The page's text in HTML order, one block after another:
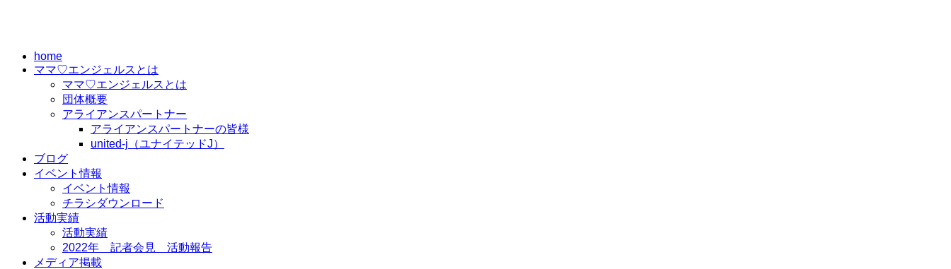
home
ママ♡エンジェルスとは
ママ♡エンジェルスとは
団体概要
アライアンスパートナー
アライアンスパートナーの皆様
united-j（ユナイテッドJ）
ブログ
イベント情報
イベント情報
チラシダウンロード
活動実績
活動実績
2022年 記者会見 活動報告
メディア掲載